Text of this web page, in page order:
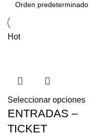
Hot
Seleccionar opciones
ENTRADAS –
TICKET